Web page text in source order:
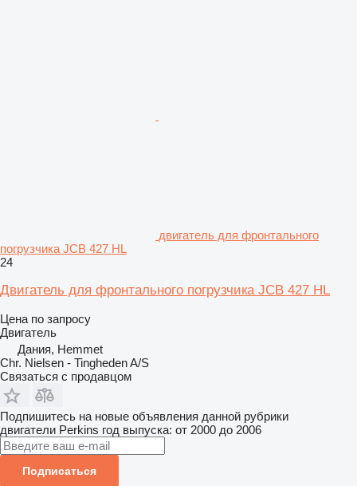
двигатель для фронтального
погрузчика JCB 427 HL
24
Двигатель для фронтального погрузчика JCB 427 HL
Цена по запросу
Двигатель
Дания, Hemmet
Chr. Nielsen - Tingheden A/S
Связаться с продавцом
Подпишитесь на новые объявления данной рубрики
двигатели Perkins год выпуска: от 2000 до 2006
Подписаться